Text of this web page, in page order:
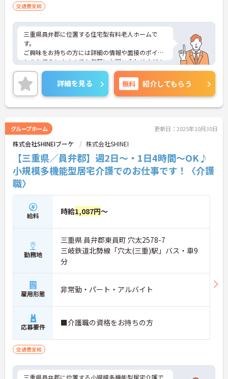
交通費支給
三重県員弁郡に位置する住宅型有料老人ホームで
す。
ご興味をお持ちの方には詳細の情報や面接のポイン
トをお伝えしますのでお気軽にお問い合わせくださ
いませ。
詳細を見る 無料 紹介してもらう
グループホーム 更新日：2025年10月30日
株式会社SHINEIブーケ 株式会社SHINEI
【三重県／員弁郡】週2日～・1日4時間～OK♪
小規模多機能型居宅介護でのお仕事です！〈介護
職〉
給料 時給1,087円～
勤務地
三重県 員弁郡東員町 穴太2578-7
三岐鉄道北勢線「穴太(三重)駅」バス・車9
分
雇用形態 非常勤・パート・アルバイト
応募要件 ■介護職の資格をお持ちの方
交通費支給